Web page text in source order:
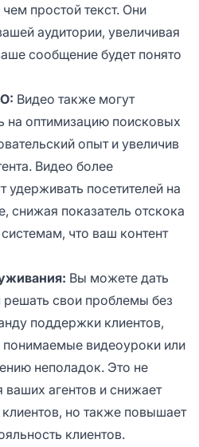
простой текст. Они
аудитории, увеличивая
сообщение будет понято
Видео также могут
на оптимизацию поисковых
опыт и увеличив
Видео более
удерживать посетителей на
снижая показатель отскока
что ваш контент
Вы можете дать
свои проблемы без
поддержки клиентов,
понимаемые видеоуроки или
неполадок. Это не
агентов и снижает
но также повышает
клиентов.